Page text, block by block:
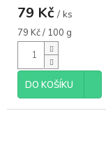
79 Kč / ks
Měrná
cena:
79 Kč / 100 g
DO KOŠÍKU